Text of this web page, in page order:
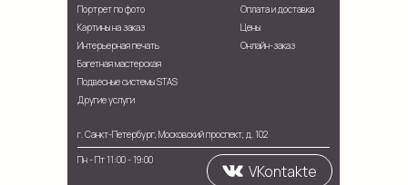
Картины на заказ
Портрет по фото
Интерьерная печать
Багетная мастерская
Подвесные системы STAS
Другие услуги
Оплата и доставка
Цены
Онлайн-заказ
г. Санкт-Петербург, Московский проспект, д. 102
Пн - Пт 11:00 - 19:00
VKontakte